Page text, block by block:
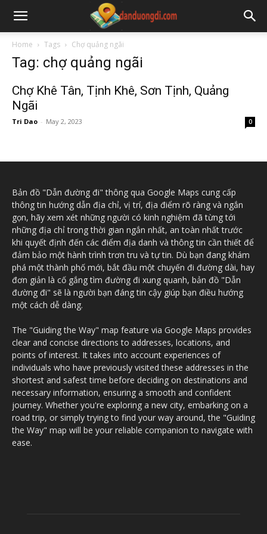
Home Tags Chợ quảng ngãi
Tag: chợ quảng ngãi
Chợ Khê Tân, Tịnh Khê, Sơn Tịnh, Quảng
Ngãi
Tri Dao - May 2, 2023 0
Bản đồ "Dẫn đường đi" thông qua Google Maps cung cấp
thông tin hướng dẫn địa chỉ, vị trí, địa điểm rõ ràng và ngắn
gọn, hãy xem xét những người có kinh nghiệm đã từng tới
những địa chỉ trong thời gian ngắn nhất, an toàn nhất trước
khi quyết định đến các điểm địa danh và thông tin cần thiết để
đảm bảo một hành trình trơn tru và tự tin. Dù bạn đang khám
phá một thành phố mới, bắt đầu một chuyến đi đường dài, hay
đơn giản là cố gắng tìm đường đi xung quanh, bản đồ "Dẫn
đường đi" sẽ là người bạn đáng tin cậy giúp bạn điều hướng
một cách dễ dàng.
The "Guiding the Way" map feature via Google Maps provides
clear and concise directions to addresses, locations, and
points of interest. It takes into account experiences of
individuals who have previously visited these addresses in the
shortest and safest time before deciding on destinations and
necessary information, ensuring a smooth and confident
journey. Whether you're exploring a new city, embarking on a
road trip, or simply trying to find your way around, the "Guiding
the Way" map will be your reliable companion to navigate with
ease.